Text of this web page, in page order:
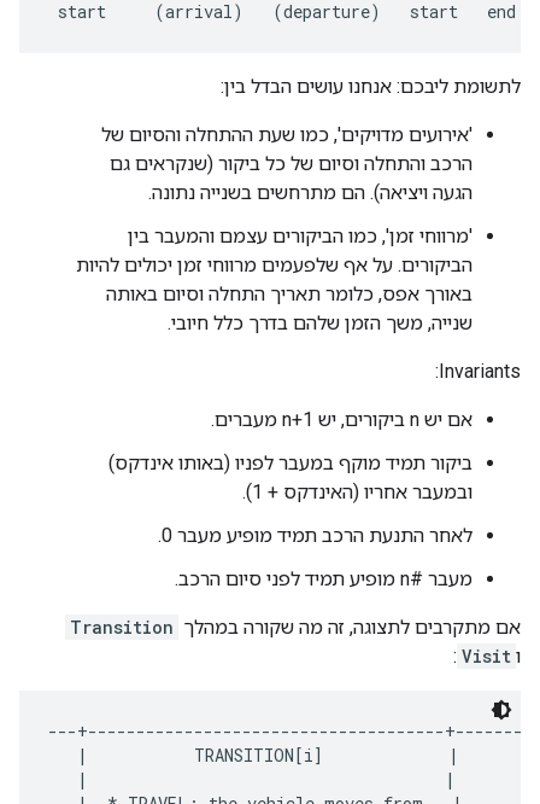
לתשומת ליבכם: אנחנו עושים הבדל בין:
'אירועים מדויקים', כמו שעת ההתחלה והסיום של
הרכב והתחלה וסיום של כל ביקור (שנקראים גם
הגעה ויציאה). הם מתרחשים בשנייה נתונה.
'מרווחי זמן', כמו הביקורים עצמם והמעבר בין
הביקורים. על אף שלפעמים מרווחי זמן יכולים להיות
באורך אפס, כלומר תאריך התחלה וסיום באותה
שנייה, משך הזמן שלהם בדרך כלל חיובי.
Invariants:
אם יש n ביקורים, יש n+1 מעברים.
ביקור תמיד מוקף במעבר לפניו (באותו אינדקס)
ובמעבר אחריו (האינדקס + 1).
לאחר התנעת הרכב תמיד מופיע מעבר 0.
מעבר #n מופיע תמיד לפני סיום הרכב.
אם מתקרבים לתצוגה, זה מה שקורה במהלך Transition
ו Visit
:
---+-------------------------------------
|           TRANSITION[i]             |
|                                     |